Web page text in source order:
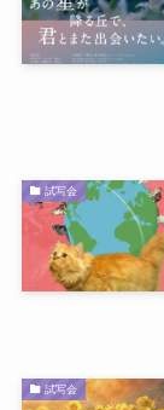
試写会
試写会